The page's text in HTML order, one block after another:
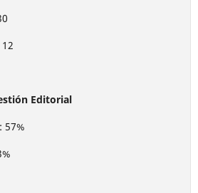
Editorial
57%